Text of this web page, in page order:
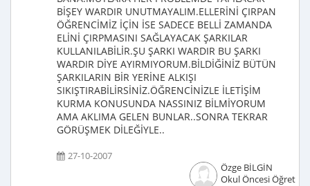
BİŞEY WARDIR UNUTMAYALIM.ELLERİNİ ÇIRPAN
ÖĞRENCİMİZ İÇİN İSE SADECE BELLİ ZAMANDA
ELİNİ ÇIRPMASINI SAĞLAYACAK ŞARKILAR
KULLANILABİLİR.ŞU ŞARKI WARDIR BU ŞARKI
WARDIR DİYE AYIRMIYORUM.BİLDİĞİNİZ BÜTÜN
ŞARKILARIN BİR YERİNE ALKIŞI
SIKIŞTIRABİLİRSİNİZ.ÖĞRENCİNİZLE İLETİŞİM
KURMA KONUSUNDA NASSINIZ BİLMİYORUM
AMA AKLIMA GELEN BUNLAR..SONRA TEKRAR
GÖRÜŞMEK DİLEĞİYLE..
27-10-2007
Özge BİLGİN
Okul Öncesi